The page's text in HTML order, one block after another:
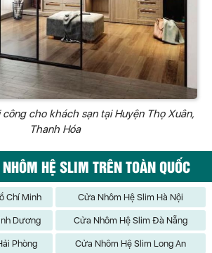
cho khách sạn tại Huyện Thọ Xuân,
Thanh Hóa
HỆ SLIM TRÊN TOÀN QUỐC
Chí Minh Cửa Nhôm Hệ Slim Hà Nội
Dương Cửa Nhôm Hệ Slim Đà Nẵng
Phòng Cửa Nhôm Hệ Slim Long An